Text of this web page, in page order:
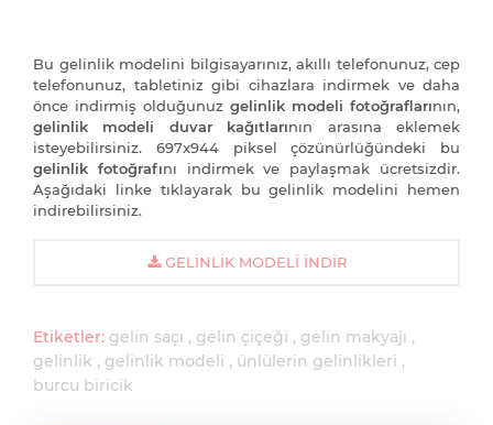
Bu gelinlik modelini bilgisayarınız, akıllı telefonunuz, cep
telefonunuz, tabletiniz gibi cihazlara indirmek ve daha
önce indirmiş olduğunuz gelinlik modeli fotoğraflarının,
gelinlik modeli duvar kağıtlarının arasına eklemek
isteyebilirsiniz. 697x944 piksel çözünürlüğündeki bu
gelinlik fotoğrafını indirmek ve paylaşmak ücretsizdir.
Aşağıdaki linke tıklayarak bu gelinlik modelini hemen
indirebilirsiniz.
GELINLIK MODELI İNDIR
Etiketler: gelin saçı gelin çiçeği
gelin makyajı
gelinlik
gelinlik modeli
ünlülerin gelinlikleri
burcu biricik